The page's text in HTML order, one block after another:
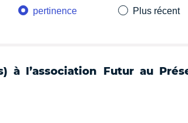
pertinence Plus récent
à l’association Futur au